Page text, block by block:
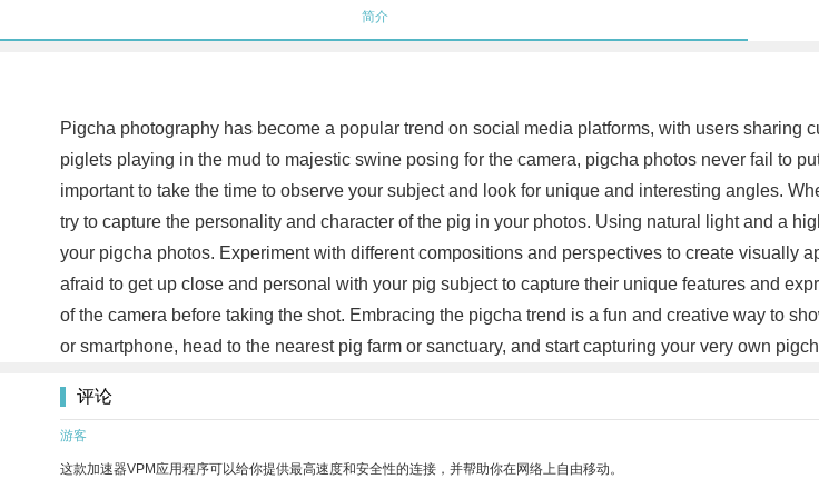
简介
Pigcha photography has become a popular trend on social media platforms, with users
piglets playing in the mud to majestic swine posing for the camera, pigcha photos never fail to
important to take the time to observe your subject and look for unique and interesting angles.
try to capture the personality and character of the pig in your photos. Using natural light and a
your pigcha photos. Experiment with different compositions and perspectives to create visually
afraid to get up close and personal with your pig subject to capture their unique features and
of the camera before taking the shot. Embracing the pigcha trend is a fun and creative way to
or smartphone, head to the nearest pig farm or sanctuary, and start capturing your very own
评论
游客
这款加速器VPM应用程序可以给你提供最高速度和安全性的连接，并帮助你在网络上自由移动。